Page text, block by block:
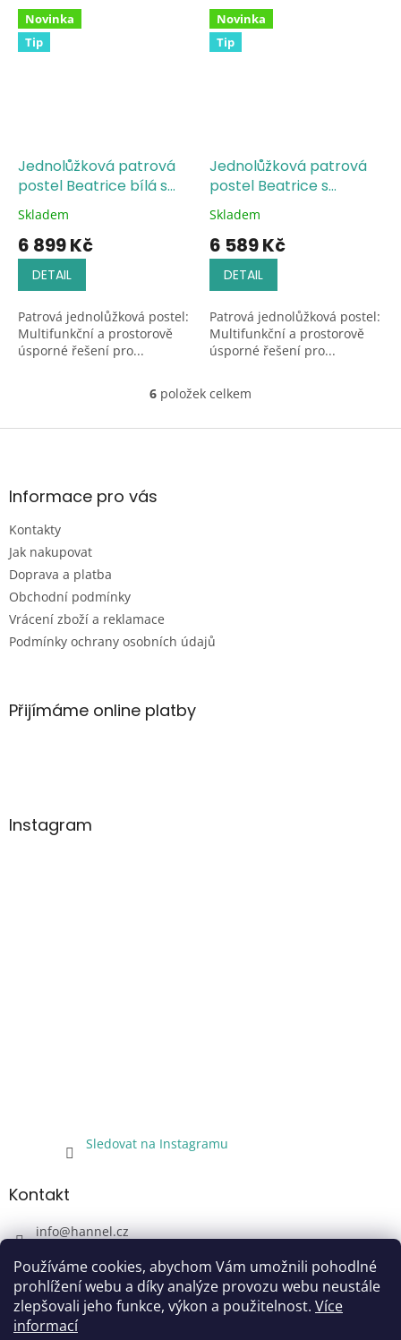
Používáme cookies, abychom Vám umožnili pohodlné
prohlížení webu a díky analýze provozu webu neustále
zlepšovali jeho funkce, výkon a použitelnost. Více
informací
Novinka
Tip
Jednolůžková patrová
postel Beatrice bílá s
roštem ZDARMA
Průměrné
produktu
5,0
5
hvězdiček.
Skladem
6 899 Kč
DETAIL
Patrová jednolůžková postel:
Multifunkční a prostorově
úsporné řešení pro...
Novinka
Tip
Jednolůžková patrová
postel Beatrice s
roštem ZDARMA
Průměrné
produktu
5,0
5
hvězdiček.
Skladem
6 589 Kč
DETAIL
Patrová jednolůžková postel:
Multifunkční a prostorově
úsporné řešení pro...
O
l
ý
p
6 položek celkem
Z
aInformace pro vás
Kontakty
Jak nakupovat
Doprava a platba
Obchodní podmínky
Vrácení zboží a reklamace
Podmínky ochrany osobních údajů
Přijímáme online platby
Instagram
Sledovat na Instagramu
Kontakt
info@hannel.cz
+420733345621
Sledujte nás!
hannel.cz